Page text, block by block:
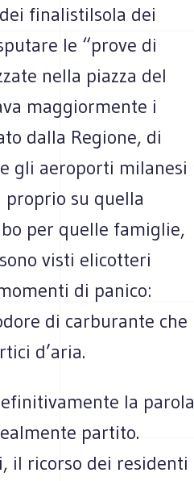
finalistiIsola dei
le “prove di
nella piazza del
maggiormente i
dalla Regione, di
gli aeroporti milanesi
proprio su quella
per quelle famiglie,
visti elicotteri
di panico:
di carburante che
d’aria.
la parola
partito.
il ricorso dei residenti